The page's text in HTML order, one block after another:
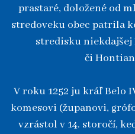
prastaré, doložené od
stredoveku obec patrila
stredisku
či
V roku 1252 ju kráľ Belo
komesovi (županovi,
vzrástol v 14. storočí,